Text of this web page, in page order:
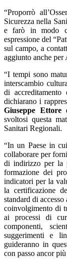
“Proporrò
Sicurezza nella
e farò in modo
espressione del
sul campo, a
aggiunto anche
“I tempi sono
interscambio
di
dichiarano i
Giuseppe
svoltosi questa
Sanitari Regionali.
“In un Paese in
collaborare per
di indirizzo per la
formazione dei
indicatori per la
la certificazione
standard di
coinvolgimento di
ai processi di
componenti,
suggerimenti e
guideranno in
con passo ancor